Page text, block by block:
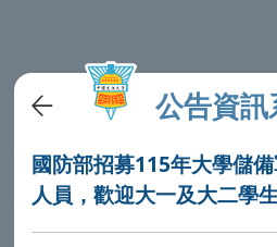
公告資訊
國防部招募115年大學儲
人員，歡迎大一及大二學生